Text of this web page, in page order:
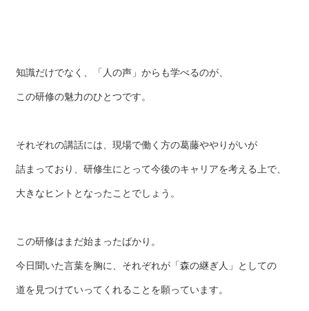
知識だけでなく、「人の声」からも学べるのが、
この研修の魅力のひとつです。
それぞれの講話には、現場で働く方の葛藤ややりがいが
詰まっており、研修生にとって今後のキャリアを考える上で、
大きなヒントとなったことでしょう。
この研修はまだ始まったばかり。
今日聞いた言葉を胸に、それぞれが「森の継ぎ人」としての
道を見つけていってくれることを願っています。